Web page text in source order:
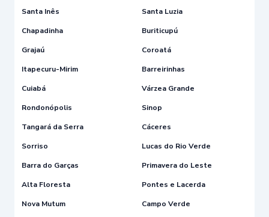
Santa Inês
Santa Luzia
Chapadinha
Buriticupú
Grajaú
Coroatá
Itapecuru-Mirim
Barreirinhas
Cuiabá
Várzea Grande
Rondonópolis
Sinop
Tangará da Serra
Cáceres
Sorriso
Lucas do Rio Verde
Barra do Garças
Primavera do Leste
Alta Floresta
Pontes e Lacerda
Nova Mutum
Campo Verde